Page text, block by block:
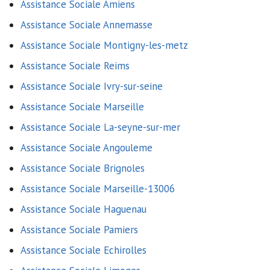
Assistance Sociale Amiens
Assistance Sociale Annemasse
Assistance Sociale Montigny-les-metz
Assistance Sociale Reims
Assistance Sociale Ivry-sur-seine
Assistance Sociale Marseille
Assistance Sociale La-seyne-sur-mer
Assistance Sociale Angouleme
Assistance Sociale Brignoles
Assistance Sociale Marseille-13006
Assistance Sociale Haguenau
Assistance Sociale Pamiers
Assistance Sociale Echirolles